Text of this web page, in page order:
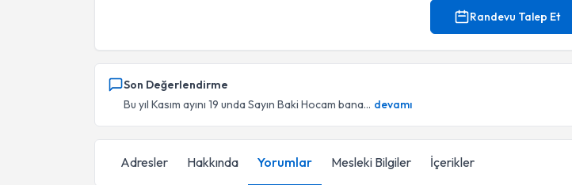
Randevu Talep Et
Son Değerlendirme
Bu yıl Kasım ayını 19 unda Sayın Baki Hocam bana... devamı
Adresler Hakkında Yorumlar Mesleki Bilgiler İçerikler